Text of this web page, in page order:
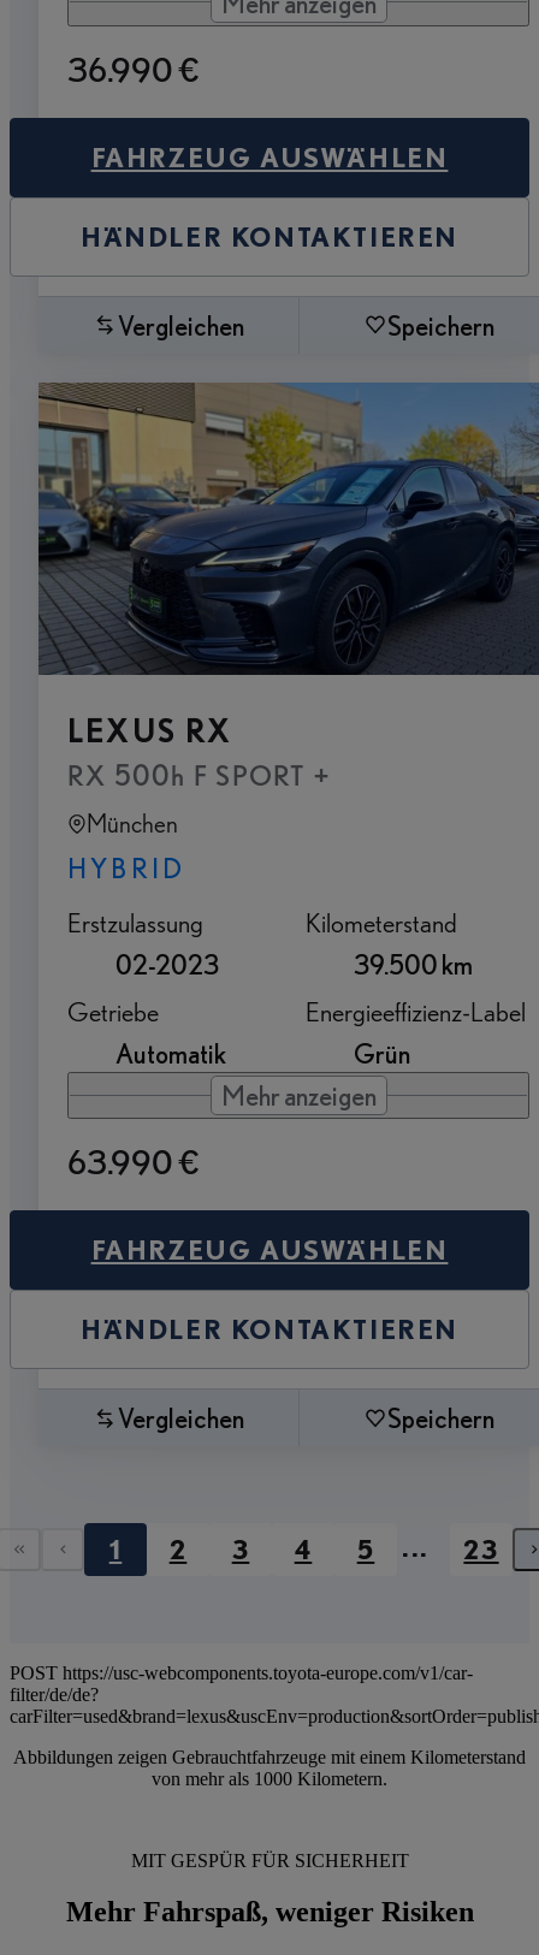
36.990 €
FAHRZEUG AUSWÄHLEN
HÄNDLER KONTAKTIEREN
Vergleichen Speichern
LEXUS RX
RX 500h F SPORT +
München
HYBRID
Erstzulassung
02-2023
Kilometerstand
39.500 km
Getriebe
Automatik
Energieeffizienz-Label
Grün
Mehr anzeigen
63.990 €
FAHRZEUG AUSWÄHLEN
HÄNDLER KONTAKTIEREN
Vergleichen Speichern
Erste Seite
Vorherige Seite
1 2 3 4 5 ... 23
POST https://usc-webcomponents.toyota-europe.com/v1/car-
filter/de/de?
Abbildungen zeigen Gebrauchtfahrzeuge mit einem Kilometerstand
von mehr als 1000 Kilometern.
MIT GESPÜR FÜR SICHERHEIT
Mehr Fahrspaß, weniger Risiken